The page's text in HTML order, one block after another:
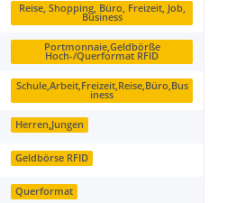
Reise, Shopping, Büro, Freizeit, Job,
Business
Portmonnaie,Geldbörße
Hoch-/Querformat RFID
Schule,Arbeit,Freizeit,Reise,Büro,Bus
iness
Herren,Jungen
Geldbörse RFID
Querformat